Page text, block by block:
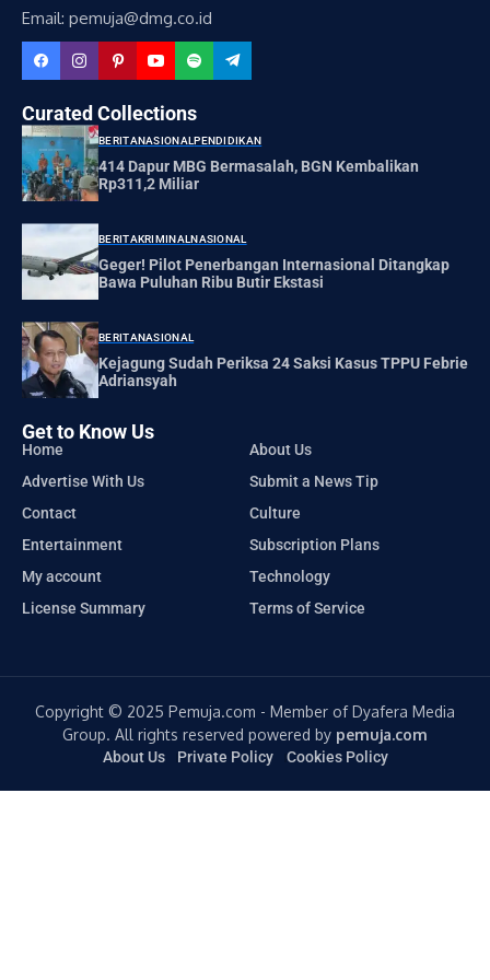
Email: pemuja@dmg.co.id
Curated Collections
BERITANASIONALPENDIDIKAN
414 Dapur MBG Bermasalah, BGN Kembalikan
Rp311,2 Miliar
BERITAKRIMINALNASIONAL
Geger! Pilot Penerbangan Internasional Ditangkap
Bawa Puluhan Ribu Butir Ekstasi
BERITANASIONAL
Kejagung Sudah Periksa 24 Saksi Kasus TPPU Febrie
Adriansyah
Get to Know Us
Home
About Us
Advertise With Us
Submit a News Tip
Contact
Culture
Entertainment
Subscription Plans
My account
Technology
License Summary
Terms of Service
Copyright © 2025 Pemuja.com - Member of Dyafera Media
Group. All rights reserved powered by pemuja.com
About Us Private Policy Cookies Policy